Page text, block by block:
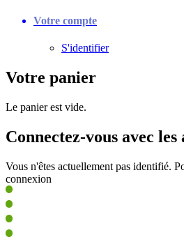
Votre compte
S'identifier
Votre panier
Le panier est vide.
Connectez-vous avec les
Vous n'êtes actuellement pas identifié.
connexion